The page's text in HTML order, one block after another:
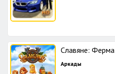
Славяне: Ферма
Аркады